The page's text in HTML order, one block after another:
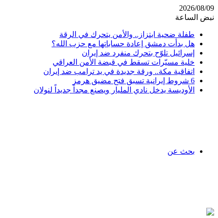
2026/08/09
نبض الساعة
طفلة ضحية ابتزاز.. والأمن يتحرك في الرقة
هل بدأت دمشق إعادة حساباتها مع حزب الله؟
إسرائيل تلوّح بتحرك منفرد ضد إيران
خلية مسيّرات تسقط في قبضة الأمن العراقي
اتفاقية مكة.. ورقة جديدة في يد ترامب ضد إيران
6 شروط إيرانية تسبق فتح مضيق هرمز
الأوديسة يدخل نادي المليار ويصنع مجداً جديداً لنولان
بحث عن